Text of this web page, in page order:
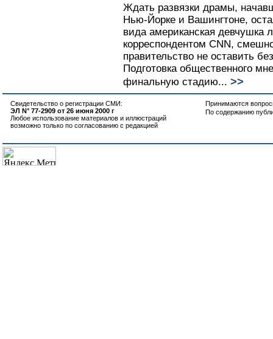
Ждать развязки драмы,
Нью-Йорке и Вашингтоне,
вида американская девчушка
корреспондентом CNN,
правительство не оставить
Подготовка общественного
финальную стадию... >>
Свидетельство о регистрации СМИ:
ЭЛ N° 77-2909 от 26 июня 2000 г
Любое использование материалов и иллюстраций
возможно только по согласованию с редакцией
Принимаются
По содержанию